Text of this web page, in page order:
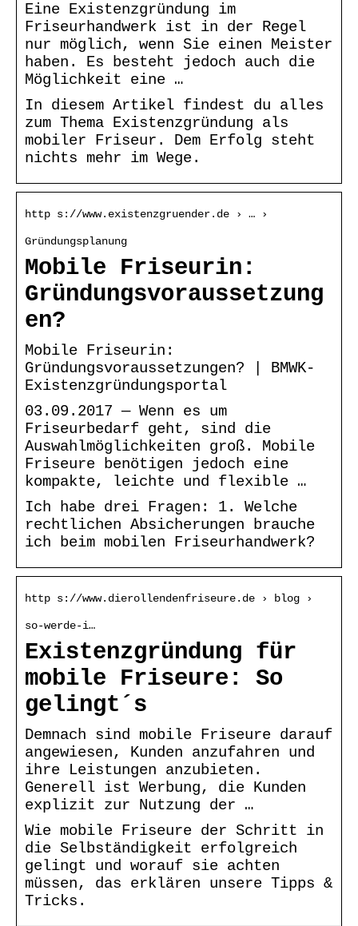
Eine Existenzgründung im
Friseurhandwerk ist in der Regel
nur möglich, wenn Sie einen Meister
haben. Es besteht jedoch auch die
Möglichkeit eine …
In diesem Artikel findest du alles
zum Thema Existenzgründung als
mobiler Friseur. Dem Erfolg steht
nichts mehr im Wege.
http s://www.existenzgruender.de › … ›
Gründungsplanung
Mobile Friseurin:
Gründungsvoraussetzung
en?
Mobile Friseurin:
Gründungsvoraussetzungen? | BMWK-
Existenzgründungsportal
03.09.2017 — Wenn es um
Friseurbedarf geht, sind die
Auswahlmöglichkeiten groß. Mobile
Friseure benötigen jedoch eine
kompakte, leichte und flexible …
Ich habe drei Fragen: 1. Welche
rechtlichen Absicherungen brauche
ich beim mobilen Friseurhandwerk?
http s://www.dierollendenfriseure.de › blog ›
so-werde-i…
Existenzgründung für
mobile Friseure: So
gelingt´s
Demnach sind mobile Friseure darauf
angewiesen, Kunden anzufahren und
ihre Leistungen anzubieten.
Generell ist Werbung, die Kunden
explizit zur Nutzung der …
Wie mobile Friseure der Schritt in
die Selbständigkeit erfolgreich
gelingt und worauf sie achten
müssen, das erklären unsere Tipps &
Tricks.